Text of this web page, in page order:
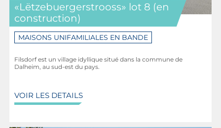
«Lëtzebuergerstrooss» lot 8 (en
construction)
MAISONS UNIFAMILIALES EN BANDE
Filsdorf est un village idyllique situé dans la commune de
Dalheim, au sud-est du pays.
VOIR LES DETAILS